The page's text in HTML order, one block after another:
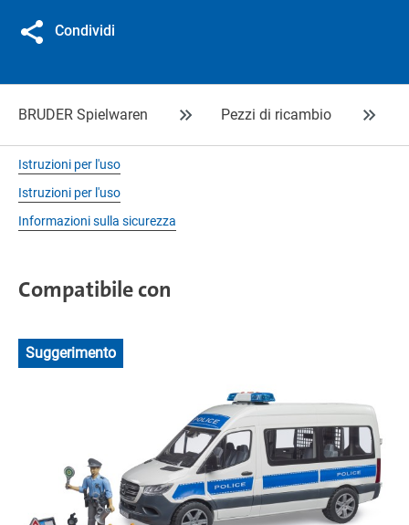
Condividi
BRUDER Spielwaren Pezzi di ricambio
Istruzioni per l'uso
Istruzioni per l'uso
Informazioni sulla sicurezza
Compatibile con
Suggerimento